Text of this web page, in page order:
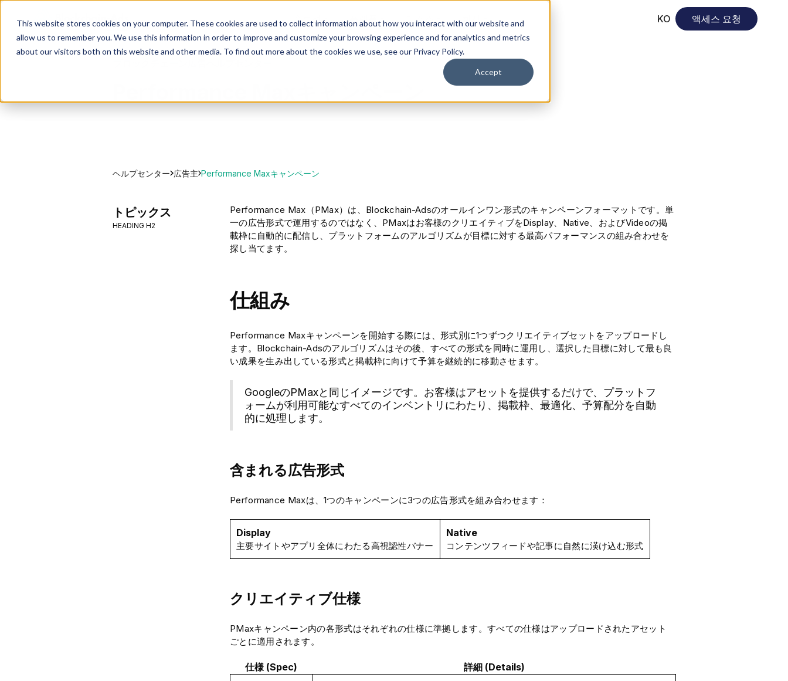
This website stores cookies on your computer. These cookies are used to collect information about how you interact with our website and
allow us to remember you. We use this information in order to improve and customize your browsing experience and for analytics and metrics
about our visitors both on this website and other media. To find out more about the cookies we use, see our Privacy Policy.
Accept
솔루션 플랫폼 리소스 KO 액세스 요청
ヘルプセンター 広告主 Performance Maxキャンペーン
トピックス
HEADING H2
Performance Max（PMax）は、Blockchain-Adsのオールインワン形式のキャンペーンフォーマットです。単
一の広告形式で運用するのではなく、PMaxはお客様のクリエイティブをDisplay、Native、およびVideoの掲
載枠に自動的に配信し、プラットフォームのアルゴリズムが目標に対する最高パフォーマンスの組み合わせを
探し当てます。
仕組み
Performance Maxキャンペーンを開始する際には、形式別に1つずつクリエイティブセットをアップロードし
ます。Blockchain-Adsのアルゴリズムはその後、すべての形式を同時に運用し、選択した目標に対して最も良
い成果を生み出している形式と掲載枠に向けて予算を継続的に移動させます。
GoogleのPMaxと同じイメージです。お客様はアセットを提供するだけで、プラットフ
ォームが利用可能なすべてのインベントリにわたり、掲載枠、最適化、予算配分を自動
的に処理します。
含まれる広告形式
Performance Maxは、1つのキャンペーンに3つの広告形式を組み合わせます：
Display
主要サイトやアプリ全体にわたる高視認性バナー
Native
コンテンツフィードや記事に自然に渶け込む形式
クリエイティブ仕様
PMaxキャンペーン内の各形式はそれぞれの仕様に準拠します。すべての仕様はアップロードされたアセット
ごとに適用されます。
仕様 (Spec)
詳細 (Details)